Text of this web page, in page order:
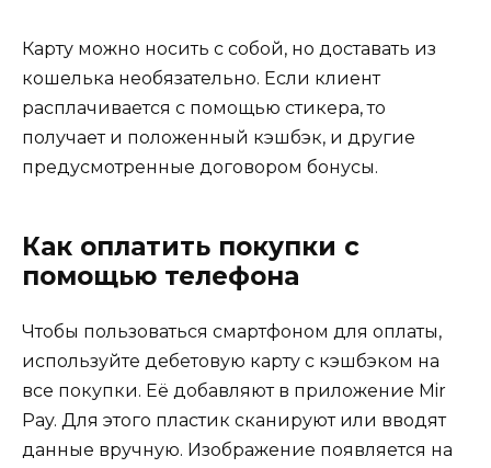
Карту можно носить с собой, но доставать из
кошелька необязательно. Если клиент
расплачивается с помощью стикера, то
получает и положенный кэшбэк, и другие
предусмотренные договором бонусы.
Как оплатить покупки с
помощью телефона
Чтобы пользоваться смартфоном для оплаты,
используйте дебетовую карту с кэшбэком на
все покупки. Её добавляют в приложение Mir
Pay. Для этого пластик сканируют или вводят
данные вручную. Изображение появляется на